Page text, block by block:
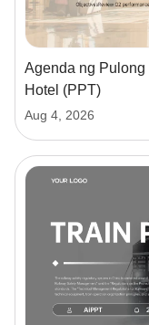
Agenda ng
Hotel (PPT)
Aug 4, 2026